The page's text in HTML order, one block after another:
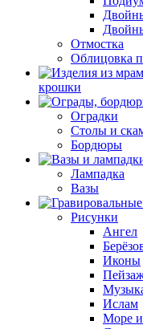
Отмостка
Облицовка
крошки
Оградки
Столы и
Бордюры
Лампадка
Вазы
Рисунки
Ангел
Иконы
Ислам
Море